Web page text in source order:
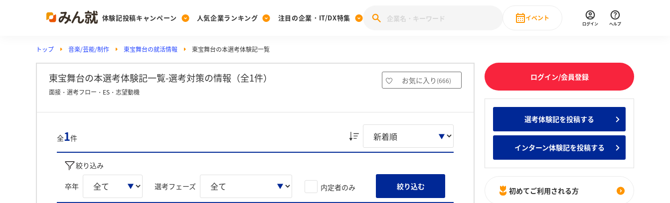
体験記投稿キャンペーン
Post
投稿する
[27卒] 本選考体験記投稿キャンペーン
人気企業ランキング
Ranking
ランキングを見る
Vote みんなの新卒就職人気企業ランキング みんなのインターン人気企業ランキ
注目の企業・IT/DX特集
PickUp
注目の企業特集
28卒 IT・DX現場社員インタビュー
イベント
直近のイベント一覧
ログイン ヘルプ
トップ 音楽/芸能/制作 東宝舞台の就活情報 東宝舞台の本選考体験記一覧
東宝舞台の本選考体験記一覧-選考対策の情報（全1件） お気に入り (666)
面接・選考フロー・ES・志望動機
全1件
絞り込み
卒年 選考フェーズ 内定者のみ 絞り込む
ログイン/会員登録
選考体験記を投稿する
インターン体験記を投稿する
初めてご利用される方